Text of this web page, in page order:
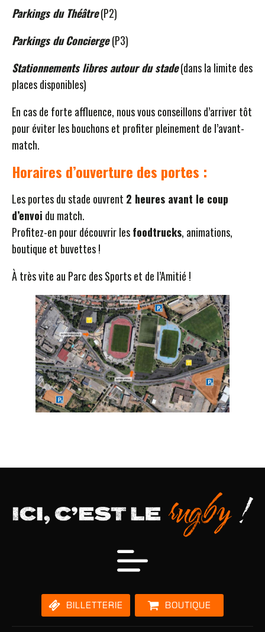
Parkings du Théâtre(P2)
Parkings duConcierge(P3)
Stationnements libres autour du stade(dans la limite des
places disponibles)
En cas de forte affluence, nous vous conseillons d’arriver tôt
pour éviter les bouchons et profiter pleinement de l’avant-
match.
Horaires d’ouverture des portes :
Les portes du stade ouvrent 2 heures avant le coup
d’envoi du match.
Profitez-en pour découvrir lesfoodtrucks, animations,
boutique et buvettes !
À très vite au Parc des Sports et de l’Amitié !
BILLETTERIE BOUTIQUE